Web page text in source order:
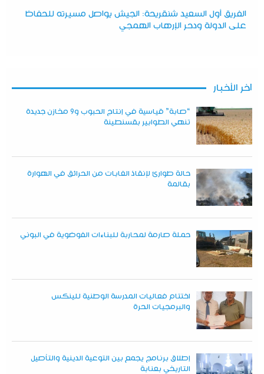
الفريق أول السعيد شنقريحة: الجيش يواصل مسيرته للحفاظ
على الدولة ودحر الإرهاب الهمجي
آخر الأخبار
“صابة” قياسية في إنتاج الحبوب و9 مخازن جديدة
تنهي الطوابير بقسنطينة
حالة طوارئ لإنقاذ الغابات من الحرائق في الهوارة
بقالمة
حملة صارمة لمحاربة للبناءات الفوضوية في البوني
اختتام فعاليات المدرسة الوطنية للينكس
والبرمجيات الحرة
إطلاق برنامج يجمع بين التوعية الدينية والتأصيل
التاريخي بعنابة